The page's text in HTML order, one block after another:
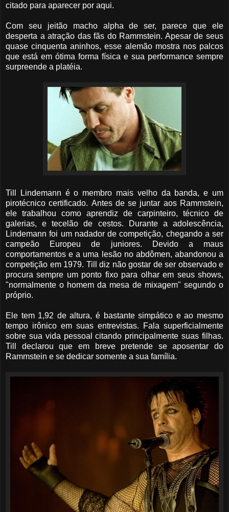
citado para aparecer por aqui.
Com seu jeitão macho alpha de ser, parece que ele
desperta a atração das fãs do Rammstein. Apesar de seus
quase cinquenta aninhos, esse alemão mostra nos palcos
que está em ótima forma física e sua performance sempre
surpreende a platéia.
Till Lindemann é o membro mais velho da banda, e um
pirotécnico certificado. Antes de se juntar aos Rammstein,
ele trabalhou como aprendiz de carpinteiro, técnico de
galerias, e tecelão de cestos. Durante a adolescência,
Lindemann foi um nadador de competição, chegando a ser
campeão Europeu de juniores. Devido a maus
comportamentos e a uma lesão no abdômen, abandonou a
competição em 1979. Till diz não gostar de ser observado e
procura sempre um ponto fixo para olhar em seus shows,
"normalmente o homem da mesa de mixagem" segundo o
próprio.
Ele tem 1,92 de altura, é bastante simpático e ao mesmo
tempo irônico em suas entrevistas. Fala superficialmente
sobre sua vida pessoal citando principalmente suas filhas.
Till declarou que em breve pretende se aposentar do
Rammstein e se dedicar somente a sua família.